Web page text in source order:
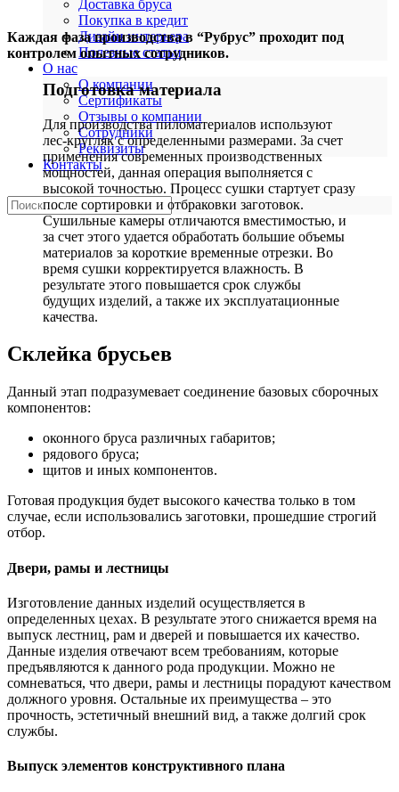
Доставка бруса
Покупка в кредит
Дизайн интерьера
Полезные статьи
О нас
О компании
Сертификаты
Отзывы о компании
Сотрудники
Реквизиты
Контакты
Каждая фаза производства в “Рубрус” проходит под
контролем опытных сотрудников.
Подготовка материала
Для производства пиломатериалов используют
лес-кругляк с определенными размерами. За счет
применения современных производственных
мощностей, данная операция выполняется с
высокой точностью. Процесс сушки стартует сразу
после сортировки и отбраковки заготовок.
Сушильные камеры отличаются вместимостью, и
за счет этого удается обработать большие объемы
материалов за короткие временные отрезки. Во
время сушки корректируется влажность. В
результате этого повышается срок службы
будущих изделий, а также их эксплуатационные
качества.
Склейка брусьев
Данный этап подразумевает соединение базовых сборочных
компонентов:
оконного бруса различных габаритов;
рядового бруса;
щитов и иных компонентов.
Готовая продукция будет высокого качества только в том
случае, если использовались заготовки, прошедшие строгий
отбор.
Двери, рамы и лестницы
Изготовление данных изделий осуществляется в
определенных цехах. В результате этого снижается время на
выпуск лестниц, рам и дверей и повышается их качество.
Данные изделия отвечают всем требованиям, которые
предъявляются к данного рода продукции. Можно не
сомневаться, что двери, рамы и лестницы порадуют качеством
должного уровня. Остальные их преимущества – это
прочность, эстетичный внешний вид, а также долгий срок
службы.
Выпуск элементов конструктивного плана